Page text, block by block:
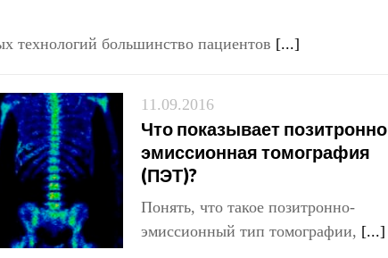
технологий большинство пациентов [...]
11.09.2016
Что показывает позитронно
эмиссионная томография
(ПЭТ)?
Понять, что такое позитронно-
эмиссионный тип томографии, [...]